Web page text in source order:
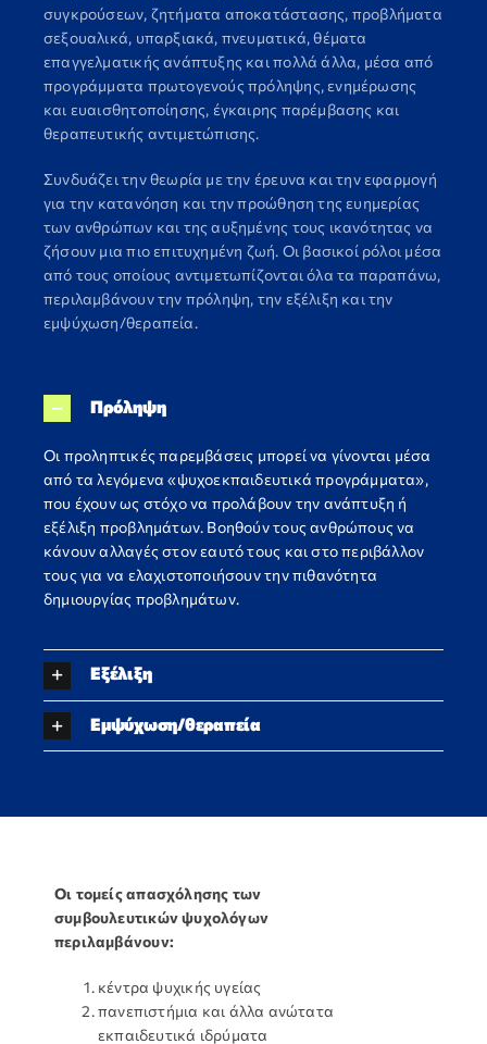
συγκρούσεων, ζητήματα αποκατάστασης, προβλήματα
σεξουαλικά, υπαρξιακά, πνευματικά, θέματα
επαγγελματικής ανάπτυξης και πολλά άλλα, μέσα από
προγράμματα πρωτογενούς πρόληψης, ενημέρωσης
και ευαισθητοποίησης, έγκαιρης παρέμβασης και
θεραπευτικής αντιμετώπισης.
Συνδυάζει την θεωρία με την έρευνα και την εφαρμογή
για την κατανόηση και την προώθηση της ευημερίας
των ανθρώπων και της αυξημένης τους ικανότητας να
ζήσουν μια πιο επιτυχημένη ζωή. Οι βασικοί ρόλοι μέσα
από τους οποίους αντιμετωπίζονται όλα τα παραπάνω,
περιλαμβάνουν την πρόληψη, την εξέλιξη και την
εμψύχωση/θεραπεία.
Πρόληψη
Oι προληπτικές παρεμβάσεις μπορεί να γίνονται μέσα
από τα λεγόμενα «ψυχοεκπαιδευτικά προγράμματα»,
που έχουν ως στόχο να προλάβουν την ανάπτυξη ή
εξέλιξη προβλημάτων. Βοηθούν τους ανθρώπους να
κάνουν αλλαγές στον εαυτό τους και στο περιβάλλον
τους για να ελαχιστοποιήσουν την πιθανότητα
δημιουργίας προβλημάτων.
Εξέλιξη
Εμψύχωση/θεραπεία
Οι τομείς απασχόλησης των
συμβουλευτικών ψυχολόγων
περιλαμβάνουν:
κέντρα ψυχικής υγείας
πανεπιστήμια και άλλα ανώτατα
εκπαιδευτικά ιδρύματα